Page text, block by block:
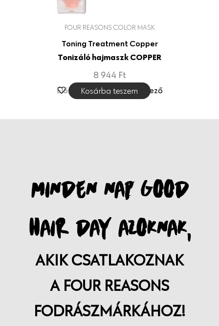
FOUR REASONS COLOR MASK
Toning Treatment Copper
Tonizáló hajmaszk COPPER
8 944 Ft
Kosárba teszem
Előző 1 2 3 4 Következő
MINDEN NAP GOOD
HAIR DAY AZOKNAK,
AKIK CSATLAKOZNAK
A FOUR REASONS
FODRÁSZMÁRKÁHOZ!